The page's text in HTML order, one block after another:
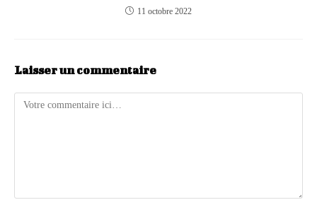
11 octobre 2022
Laisser un commentaire